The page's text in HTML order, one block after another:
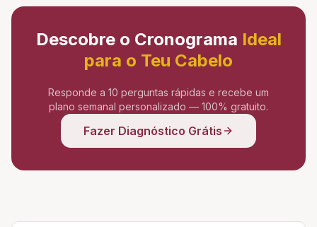
Descobre o Cronograma Ideal
para o Teu Cabelo
Responde a 10 perguntas rápidas e recebe um
plano semanal personalizado — 100% gratuito.
Fazer Diagnóstico Grátis